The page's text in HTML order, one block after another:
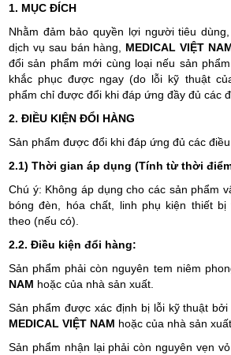
1. MỤC ĐÍCH
Nhằm đảm bảo quyền lợi người tiêu
dịch vụ sau bán hàng, MEDICAL VIỆT
đổi sản phẩm mới cùng loại nếu sản
khắc phục được ngay (do lỗi kỹ thuật
phẩm chỉ được đổi khi đáp ứng đầy đủ các
2. ĐIỀU KIỆN ĐỔI HÀNG
Sản phẩm được đổi khi đáp ứng đủ các
2.1) Thời gian áp dụng (Tính từ thời
Chú ý: Không áp dụng cho các sản phẩm
bóng đèn, hóa chất, linh phụ kiện thiết
theo (nếu có).
2.2. Điều kiện đổi hàng:
Sản phẩm phải còn nguyên tem niêm
NAM hoặc của nhà sản xuất.
Sản phẩm được xác định bị lỗi kỹ thuật
MEDICAL VIỆT NAM hoặc của nhà sản xuất.
Sản phẩm nhận lại phải còn nguyên vẹn